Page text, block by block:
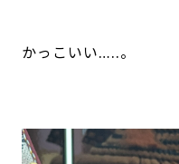
かっこいい…..。